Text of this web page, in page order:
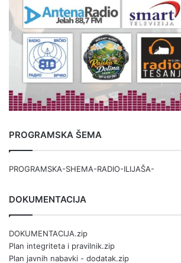
PROGRAMSKA ŠEMA
PROGRAMSKA-SHEMA-RADIO-ILIJAŠA-
DOKUMENTACIJA
DOKUMENTACIJA.zip
Plan integriteta i pravilnik.zip
Plan javnih nabavki - dodatak.zip